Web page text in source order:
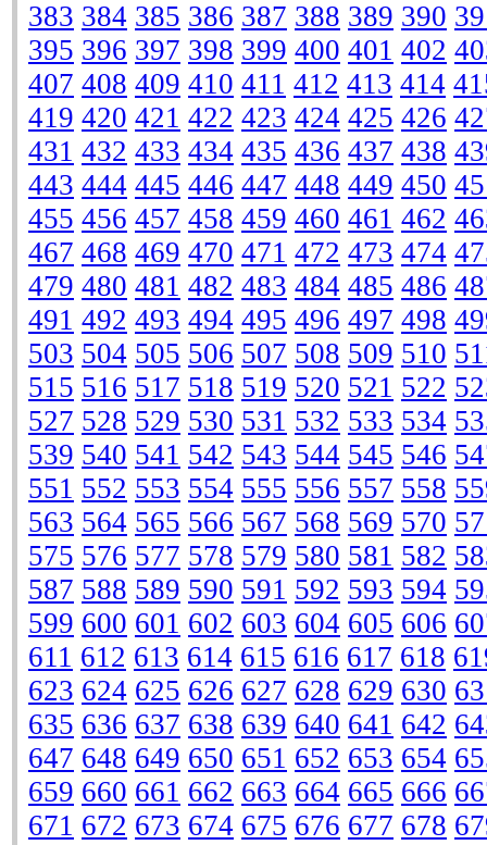
383 384 385 386 387 388 389 390
395 396 397 398 399 400 401 402
407 408 409 410 411 412 413 414
419 420 421 422 423 424 425 426
431 432 433 434 435 436 437 438
443 444 445 446 447 448 449 450
455 456 457 458 459 460 461 462
467 468 469 470 471 472 473 474
479 480 481 482 483 484 485 486
491 492 493 494 495 496 497 498
503 504 505 506 507 508 509 510
515 516 517 518 519 520 521 522
527 528 529 530 531 532 533 534
539 540 541 542 543 544 545 546
551 552 553 554 555 556 557 558
563 564 565 566 567 568 569 570
575 576 577 578 579 580 581 582
587 588 589 590 591 592 593 594
599 600 601 602 603 604 605 606
611 612 613 614 615 616 617 618
623 624 625 626 627 628 629 630
635 636 637 638 639 640 641 642
647 648 649 650 651 652 653 654
659 660 661 662 663 664 665 666
671 672 673 674 675 676 677 678